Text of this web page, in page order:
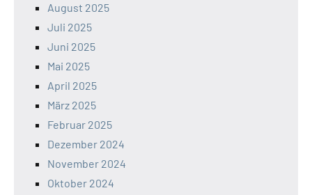
August 2025
Juli 2025
Juni 2025
Mai 2025
April 2025
März 2025
Februar 2025
Dezember 2024
November 2024
Oktober 2024